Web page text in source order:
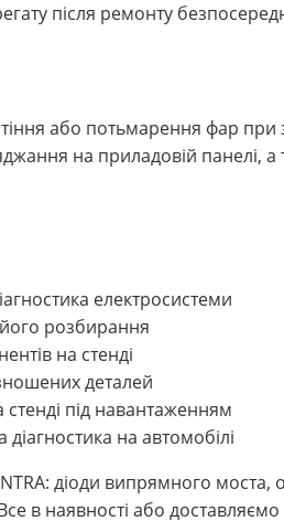
після ремонту
або потьмарення фар
на приладовій панелі,
електросистеми
розбирання
на стенді
деталей
під навантаженням
на автомобілі
діоди випрямного моста,
в наявності або доставляємо